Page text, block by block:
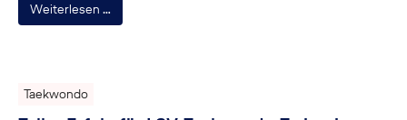
Weiterlesen …
Taekwondo